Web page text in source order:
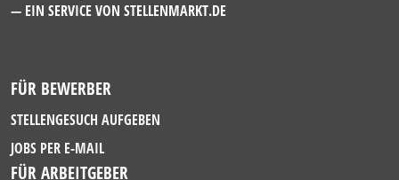
— EIN SERVICE VON STELLENMARKT.DE
FÜR BEWERBER
STELLENGESUCH AUFGEBEN
JOBS PER E-MAIL
FÜR ARBEITGEBER